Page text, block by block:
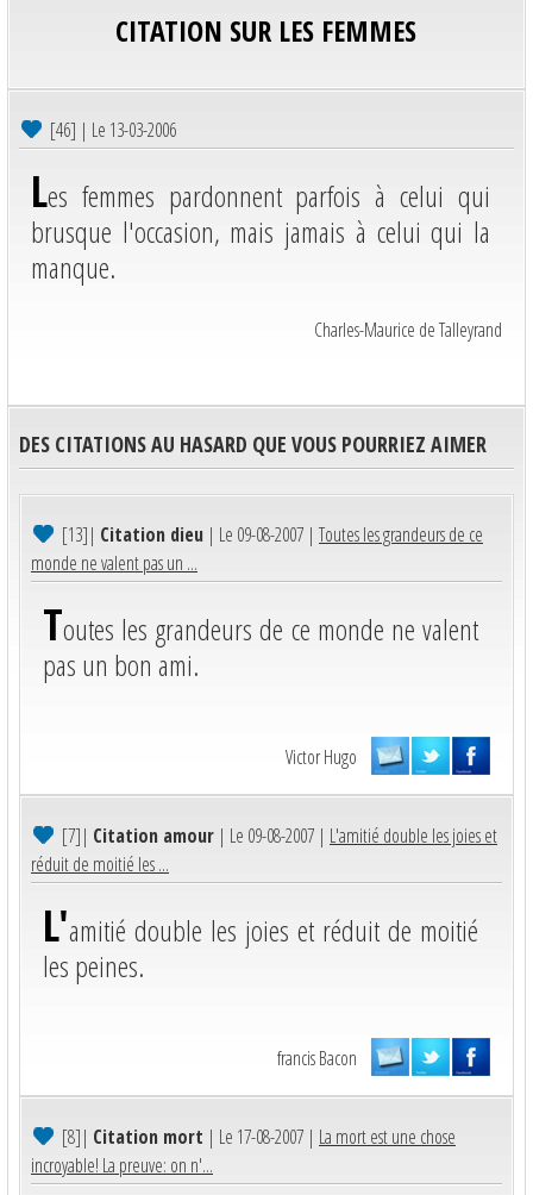
CITATION SUR LES FEMMES
[46] | Le 13-03-2006
Les femmes pardonnent parfois à celui qui
brusque l'occasion, mais jamais à celui qui la
manque.
Charles-Maurice de Talleyrand
DES CITATIONS AU HASARD QUE VOUS POURRIEZ AIMER
[13]| Citation dieu | Le 09-08-2007 |Toutes les grandeurs de ce
monde ne valent pas un ...
Toutes les grandeurs de ce monde ne valent
pas un bon ami.
Victor Hugo
[7]| Citation amour | Le 09-08-2007 | L'amitié double les joies et
réduit de moitié les ...
L'amitié double les joies et réduit de moitié
les peines.
francis Bacon
[8]| Citation mort | Le 17-08-2007 | La mort est une chose
incroyable! La preuve: on n'...